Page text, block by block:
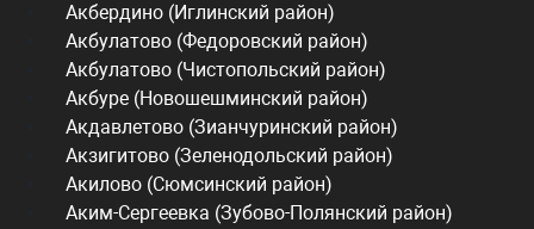
Акбердино (Иглинский район)
Акбулатово (Федоровский район)
Акбулатово (Чистопольский район)
Акбуре (Новошешминский район)
Акдавлетово (Зианчуринский район)
Акзигитово (Зеленодольский район)
Акилово (Сюмсинский район)
Аким-Сергеевка (Зубово-Полянский район)